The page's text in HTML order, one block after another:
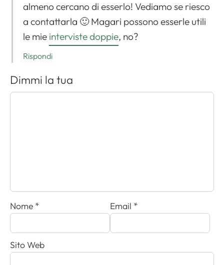
almeno cercano di esserlo! Vediamo se riesco
a contattarla 🙂 Magari possono esserle utili
le mie interviste doppie, no?
Rispondi
Dimmi la tua
Nome * Email *
Sito Web